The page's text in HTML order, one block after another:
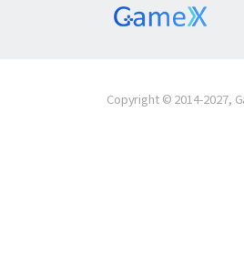
Copyright © 2014-2027,